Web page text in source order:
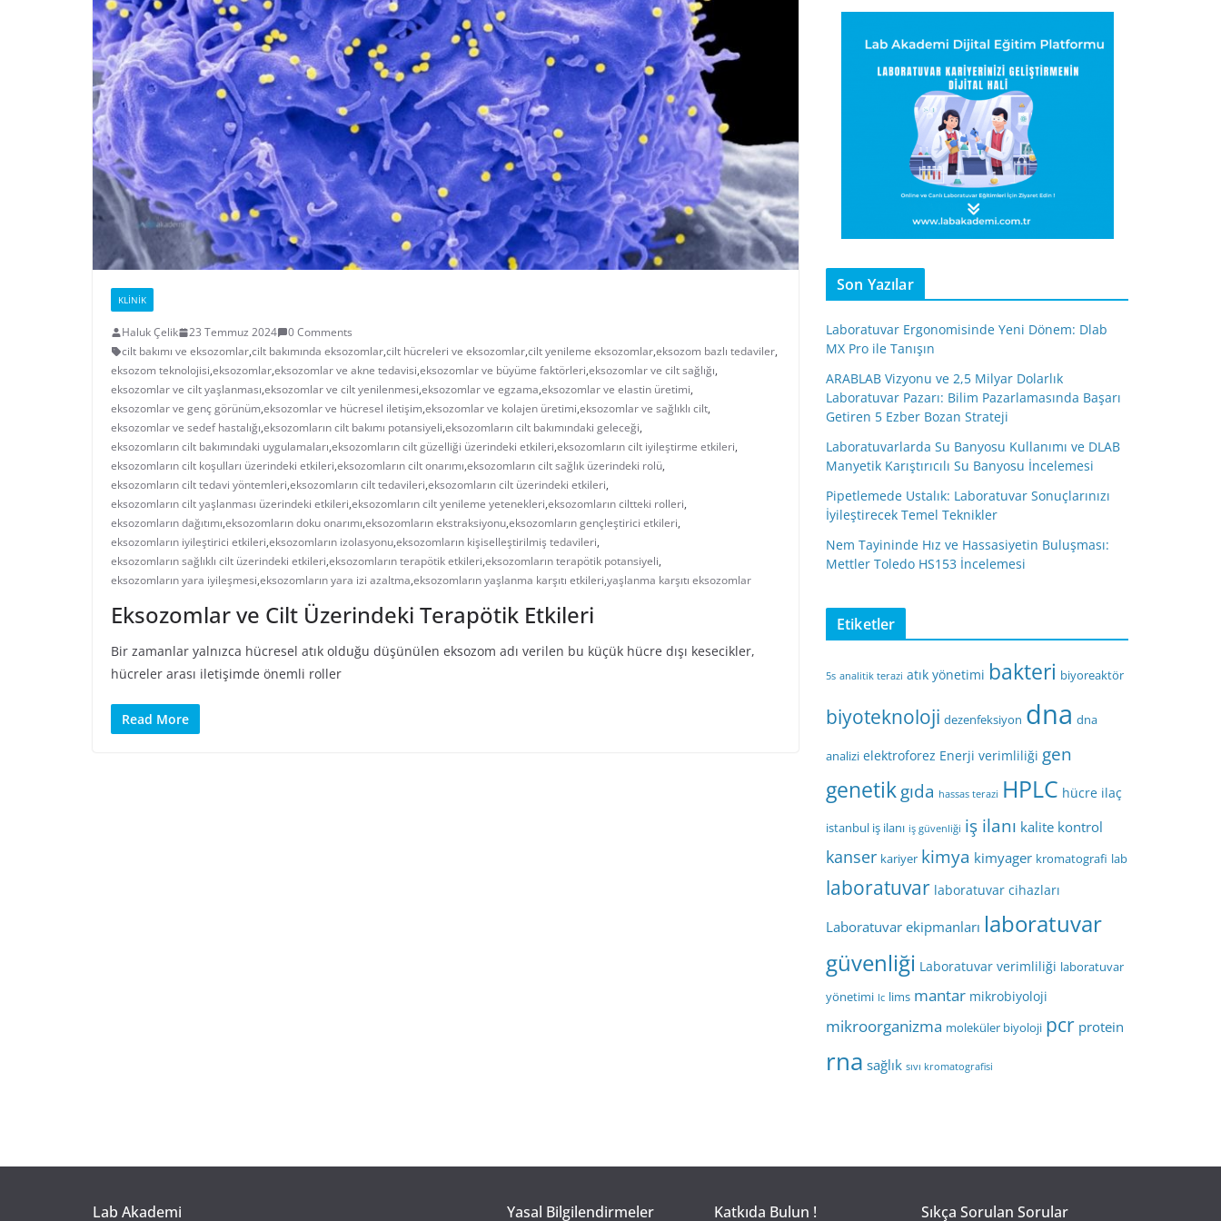
KLINIK
Haluk Çelik 23 Temmuz 2024
0 Comments
cilt bakımı ve eksozomlar,cilt bakımında eksozomlar,cilt hücreleri ve eksozomlar,cilt yenileme eksozomlar,eksozom bazlı tedaviler,
eksozom teknolojisi,eksozomlar,eksozomlar ve akne tedavisi,eksozomlar ve büyüme faktörleri,eksozomlar ve cilt sağlığı,
eksozomlar ve cilt yaşlanması,eksozomlar ve cilt yenilenmesi,eksozomlar ve egzama,eksozomlar ve elastin üretimi,
eksozomlar ve genç görünüm,eksozomlar ve hücresel iletişim,eksozomlar ve kolajen üretimi,eksozomlar ve sağlıklı cilt,
eksozomlar ve sedef hastalığı,eksozomların cilt bakımı potansiyeli,eksozomların cilt bakımındaki geleceği,
eksozomların cilt bakımındaki uygulamaları,eksozomların cilt güzelliği üzerindeki etkileri,eksozomların cilt iyileştirme etkileri,
eksozomların cilt koşulları üzerindeki etkileri,eksozomların cilt onarımı,eksozomların cilt sağlık üzerindeki rolü,
eksozomların cilt tedavi yöntemleri,eksozomların cilt tedavileri,eksozomların cilt üzerindeki etkileri,
eksozomların cilt yaşlanması üzerindeki etkileri,eksozomların cilt yenileme yetenekleri,eksozomların ciltteki rolleri,
eksozomların dağıtımı,eksozomların doku onarımı,eksozomların ekstraksiyonu,eksozomların gençleştirici etkileri,
eksozomların iyileştirici etkileri,eksozomların izolasyonu,eksozomların kişiselleştirilmiş tedavileri,
eksozomların sağlıklı cilt üzerindeki etkileri,eksozomların terapötik etkileri,eksozomların terapötik potansiyeli,
eksozomların yara iyileşmesi,eksozomların yara izi azaltma,eksozomların yaşlanma karşıtı etkileri,yaşlanma karşıtı eksozomlar
Eksozomlar ve Cilt Üzerindeki Terapötik Etkileri
Bir zamanlar yalnızca hücresel atık olduğu düşünülen eksozom adı verilen bu küçük hücre dışı kesecikler,
hücreler arası iletişimde önemli roller
Read More
Son Yazılar
Laboratuvar Ergonomisinde Yeni Dönem: Dlab
MX Pro ile Tanışın
ARABLAB Vizyonu ve 2,5 Milyar Dolarlık
Laboratuvar Pazarı: Bilim Pazarlamasında Başarı
Getiren 5 Ezber Bozan Strateji
Laboratuvarlarda Su Banyosu Kullanımı ve DLAB
Manyetik Karıştırıcılı Su Banyosu İncelemesi
Pipetlemede Ustalık: Laboratuvar Sonuçlarınızı
İyileştirecek Temel Teknikler
Nem Tayininde Hız ve Hassasiyetin Buluşması:
Mettler Toledo HS153 İncelemesi
Etiketler
5s analitik terazi atık yönetimi bakteri biyoreaktör
biyoteknoloji dezenfeksiyon dna dna
analizi elektroforez Enerji verimliliği gen
genetikgıda hassas terazi HPLC hücre ilaç
istanbul iş ilanı iş güvenliği iş ilanı kalite kontrol
kanser kariyer kimya kimyager kromatografi lab
laboratuvar laboratuvar cihazları
Laboratuvar ekipmanları laboratuvar
güvenliği Laboratuvar verimliliği laboratuvar
yönetimi lc lims mantar mikrobiyoloji
mikroorganizma moleküler biyoloji pcr protein
rna sağlık sıvı kromatografisi
Lab Akademi Yasal Bilgilendirmeler Katkıda Bulun ! Sıkça Sorulan Sorular